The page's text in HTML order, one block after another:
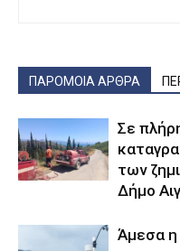
ΠΑΡΟΜΟΙΑ ΑΡΘΡΑ
Σε
των
Δήμο
Άμεσα η